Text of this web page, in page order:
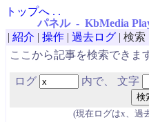
トップへ . .
パネル - KbMedia
| 紹介 | 操作 | 過去ログ | 検索
ここから記事を検索できま
ログ 内で、 文字
(現在ログはx、過